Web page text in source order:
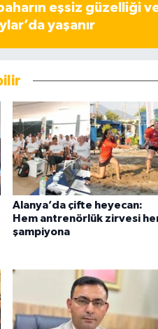
eşsiz güzelliği
yaşanır
Alanya’da çifte heyecan:
Hem antrenörlük zirvesi
şampiyona